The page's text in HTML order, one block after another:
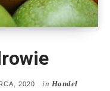
2020 in Handel